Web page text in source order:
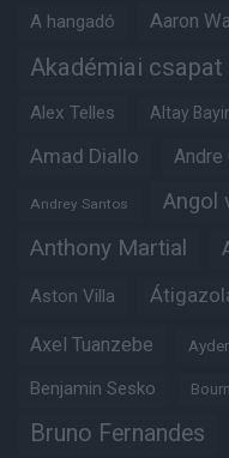
A hangadó Aaron
Akadémiai csapat
Alex Telles Altay
Amad Diallo Andre
Andrey Santos Angol
Anthony Martial
Aston Villa
Axel Tuanzebe
Benjamin Sesko
Bruno Fernandes